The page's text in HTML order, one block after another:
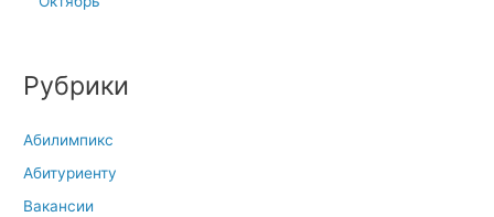
Рубрики
Абилимпикс
Абитуриенту
Вакансии